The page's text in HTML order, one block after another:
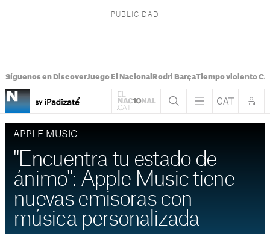
Síguenos en DiscoverJuego El Nacional Rodri BarçaTiempo violento
APPLE MUSIC
"Encuentra tu estado de
ánimo": Apple Music tiene
nuevas emisoras con
música personalizada